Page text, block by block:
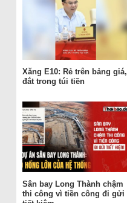
Xăng E10: Rẻ trên bảng giá,
đắt trong túi tiền
Sân bay Long Thành chậm
thi công vì tiền công đi gửi